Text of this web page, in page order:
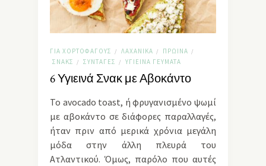
ΓΙΑ ΧΟΡΤΟΦΆΓΟΥΣ / ΛΑΧΑΝΙΚΆ / ΠΡΩΙΝΆ /
ΣΝΑΚΣ / ΣΥΝΤΑΓΈΣ / ΥΓΙΕΙΝΆ ΓΕΎΜΑΤΑ
6 Υγιεινά Σνακ με Αβοκάντο
Το avocado toast, ή φρυγανισμένο ψωμί
με αβοκάντο σε διάφορες παραλλαγές,
ήταν πριν από μερικά χρόνια μεγάλη
μόδα στην άλλη πλευρά του
Ατλαντικού. Όμως, παρόλο που αυτές